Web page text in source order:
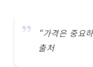
“가격은 중요
출처